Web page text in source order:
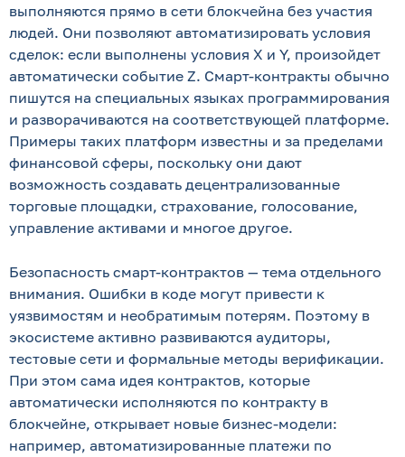
выполняются прямо в сети блокчейна без участия
людей. Они позволяют автоматизировать условия
сделок: если выполнены условия X и Y, произойдет
автоматически событие Z. Смарт-контракты обычно
пишутся на специальных языках программирования
и разворачиваются на соответствующей платформе.
Примеры таких платформ известны и за пределами
финансовой сферы, поскольку они дают
возможность создавать децентрализованные
торговые площадки, страхование, голосование,
управление активами и многое другое.
Безопасность смарт-контрактов — тема отдельного
внимания. Ошибки в коде могут привести к
уязвимостям и необратимым потерям. Поэтому в
экосистеме активно развиваются аудиторы,
тестовые сети и формальные методы верификации.
При этом сама идея контрактов, которые
автоматически исполняются по контракту в
блокчейне, открывает новые бизнес-модели:
например, автоматизированные платежи по